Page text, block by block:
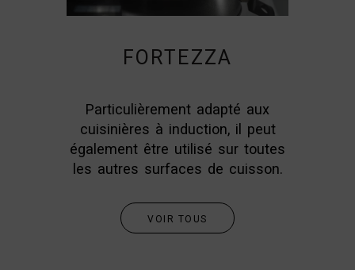
FORTEZZA
VOIR TOUS
Particulièrement adapté aux
cuisinières à induction, il peut
également être utilisé sur toutes
les autres surfaces de cuisson.